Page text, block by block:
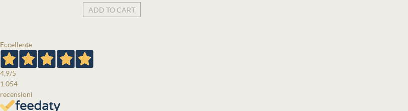
ADD TO CART
Eccellente
4,9/5
1.054
recensioni